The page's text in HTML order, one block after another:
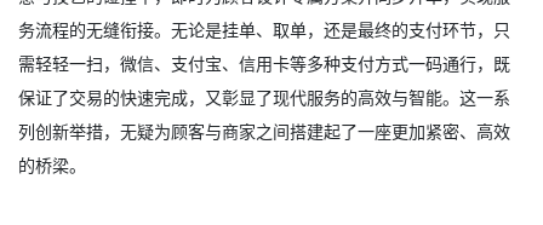
务流程的无缝衔接。无论是挂单、取单，还是最终的支付环节，只
需轻轻一扫，微信、支付宝、信用卡等多种支付方式一码通行，既
保证了交易的快速完成，又彰显了现代服务的高效与智能。这一系
列创新举措，无疑为顾客与商家之间搭建起了一座更加紧密、高效
的桥梁。